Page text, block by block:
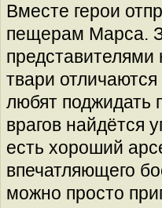
Вместе герои
пещерам Марса.
твари
любят поджидать
врагов найдётся
есть хороший
впечатляющего
можно просто